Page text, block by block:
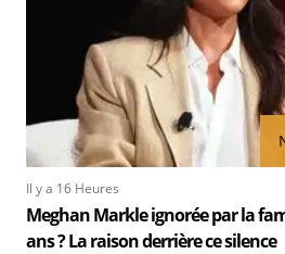
Il y a 16 Heures
Meghan Markle ignorée par la
ans ? La raison derrière ce silence